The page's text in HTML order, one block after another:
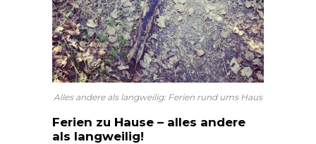
Alles andere als langweilig: Ferien rund ums Haus
Ferien zu Hause – alles andere
als langweilig!